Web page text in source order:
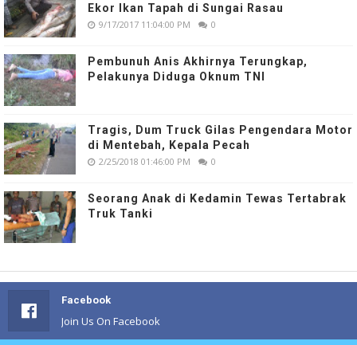
Ekor Ikan Tapah di Sungai Rasau
9/17/2017 11:04:00 PM 0
Pembunuh Anis Akhirnya Terungkap,
Pelakunya Diduga Oknum TNI
Tragis, Dum Truck Gilas Pengendara Motor
di Mentebah, Kepala Pecah
2/25/2018 01:46:00 PM 0
Seorang Anak di Kedamin Tewas Tertabrak
Truk Tanki
Facebook
Join Us On Facebook